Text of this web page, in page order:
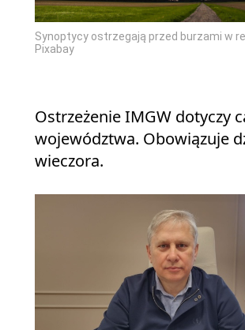
Synoptycy ostrzegają przed burzami w
Pixabay
Ostrzeżenie IMGW dotyczy
województwa. Obowiązuje
wieczora.